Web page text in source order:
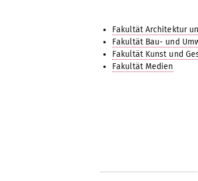
Fakultät Architektur
Fakultät Bau- und
Fakultät Kunst und
Fakultät Medien